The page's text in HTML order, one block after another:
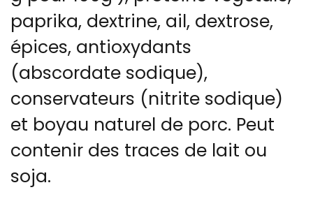
paprika, dextrine, ail, dextrose,
épices, antioxydants
(abscordate sodique),
conservateurs (nitrite sodique)
et boyau naturel de porc. Peut
contenir des traces de lait ou
soja.